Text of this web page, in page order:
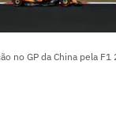
no GP da China pela F1